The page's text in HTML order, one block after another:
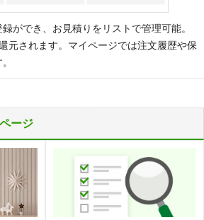
ができ、お見積りをリストで管理可能。
元されます。マイページでは注文履歴や保
ージ